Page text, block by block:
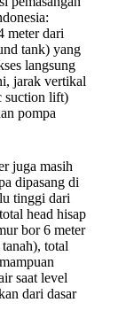
meter dari
tank) yang
langsung
jarak vertikal
suction lift)
pompa
juga masih
dipasang di
tinggi dari
head hisap
bor 6 meter
total
saat level
dari dasar